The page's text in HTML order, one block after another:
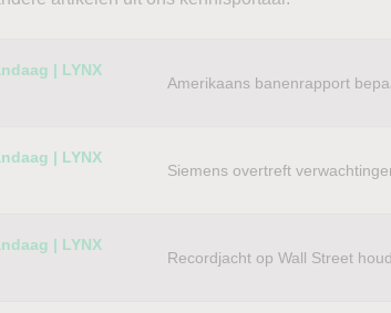
| LYNX
Amerikaans banenrapport
| LYNX
Siemens overtreft
| LYNX
Recordjacht op Wall Street